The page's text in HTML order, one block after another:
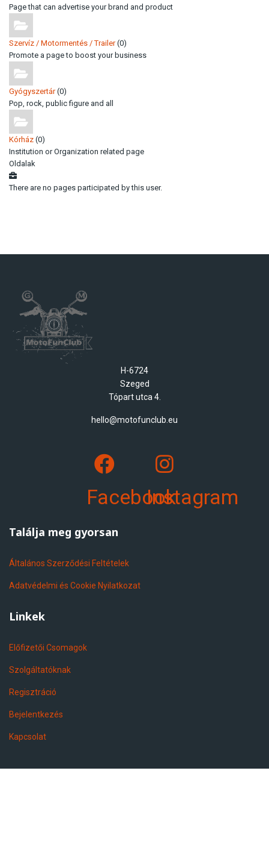
Page that can advertise your brand and product
Szervíz / Motormentés / Trailer(0)
Promote a page to boost your business
Gyógyszertár(0)
Pop, rock, public figure and all
Kórház (0)
Institution or Organization related page
Oldalak
There are no pages participated by this user.
H-6724
Szeged
Tópart utca 4.
hello@motofunclub.eu
FacebookInstagram
Találja meg gyorsan
Általános Szerződési Feltételek
Adatvédelmi és Cookie Nyilatkozat
Linkek
Előfizetői Csomagok
Szolgáltatóknak
Regisztráció
Bejelentkezés
Kapcsolat